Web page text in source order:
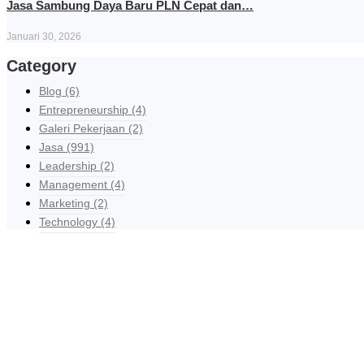
Jasa Sambung Daya Baru PLN Cepat dan…
Januari 30, 2026
Category
Blog (6)
Entrepreneurship (4)
Galeri Pekerjaan (2)
Jasa (991)
Leadership (2)
Management (4)
Marketing (2)
Technology (4)